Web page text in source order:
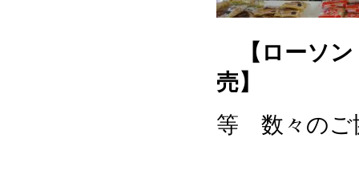
【ローソン
売】
等 数々のご